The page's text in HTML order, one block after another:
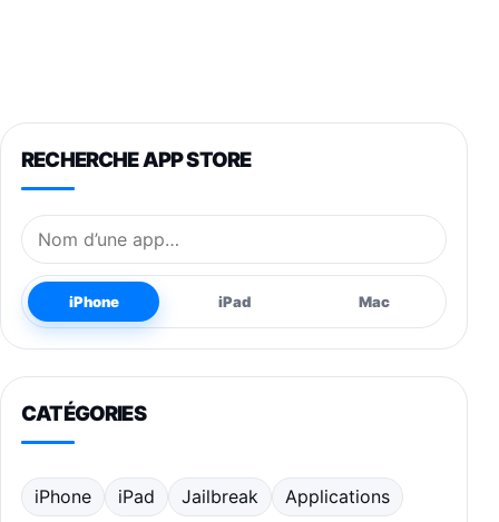
RECHERCHE APP STORE
Nom de l’application
iPhone iPad Mac
CATÉGORIES
iPhone iPad Jailbreak Applications